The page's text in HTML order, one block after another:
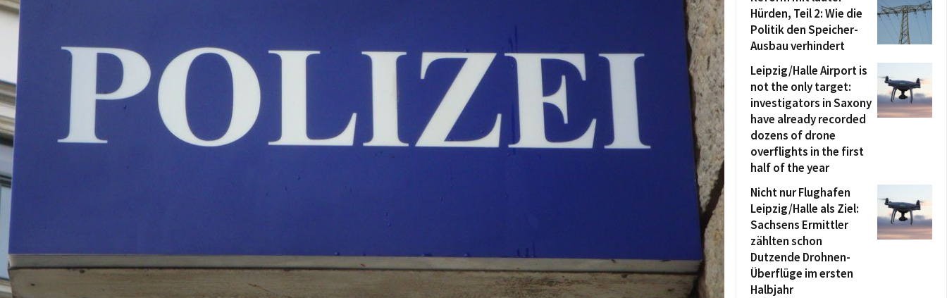
Hürden, Teil 2: Wie die
Politik den Speicher-
Ausbau verhindert
Leipzig/Halle Airport is
not the only target:
investigators in Saxony
have already recorded
dozens of drone
overflights in the first
half of the year
Nicht nur Flughafen
Leipzig/Halle als Ziel:
Sachsens Ermittler
zählten schon
Dutzende Drohnen-
Überflüge im ersten
Halbjahr